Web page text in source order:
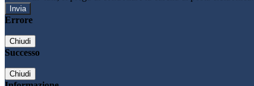
Errore
Chiudi
Successo
Chiudi